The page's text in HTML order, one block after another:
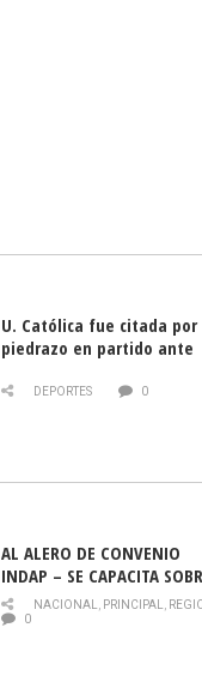
U. Católica fue citada por
piedrazo en partido ante
DEPORTES 0
AL ALERO DE CONVENIO
INDAP – SE CAPACITA
PLAGA DROSOPHILA
NACIONAL, PRINCIPAL,
0